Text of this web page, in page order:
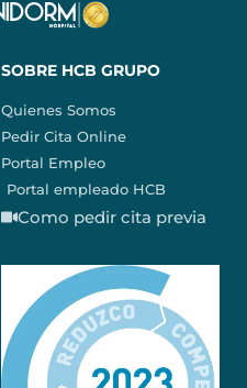
SOBRE HCB GRUPO
Quienes Somos
Pedir Cita Online
Portal Empleo
Portal empleado HCB
Como pedir cita previa